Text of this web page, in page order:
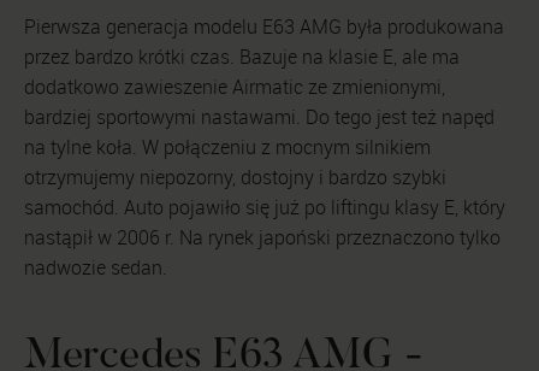
Pierwsza generacja modelu E63 AMG była produkowana
przez bardzo krótki czas. Bazuje na klasie E, ale ma
dodatkowo zawieszenie Airmatic ze zmienionymi,
bardziej sportowymi nastawami. Do tego jest też napęd
na tylne koła. W połączeniu z mocnym silnikiem
otrzymujemy niepozorny, dostojny i bardzo szybki
samochód. Auto pojawiło się już po liftingu klasy E, który
nastąpił w 2006 r. Na rynek japoński przeznaczono tylko
nadwozie sedan.
Mercedes E63 AMG -